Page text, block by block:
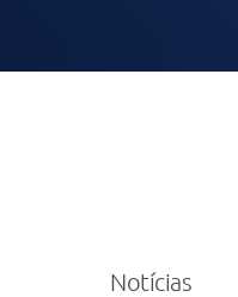
Notícias